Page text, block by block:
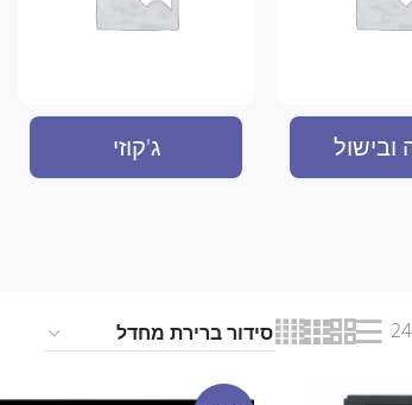
ובישול ג'קוזי
24